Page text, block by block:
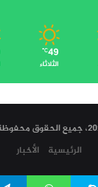
49
℃
الثلاثاء
الرئيسية
الأخبار